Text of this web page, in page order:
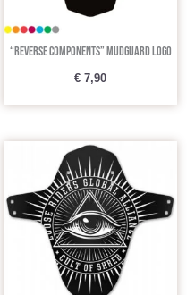
“Reverse Components” Mudguard Logo
€ 7,90